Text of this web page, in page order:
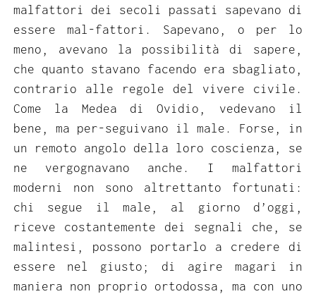
malfattori dei secoli passati sapevano di
essere mal-fattori. Sapevano, o per lo
meno, avevano la possibilità di sapere,
che quanto stavano facendo era sbagliato,
contrario alle regole del vivere civile.
Come la Medea di Ovidio, vedevano il
bene, ma per-seguivano il male. Forse, in
un remoto angolo della loro coscienza, se
ne vergognavano anche. I malfattori
moderni non sono altrettanto fortunati:
chi segue il male, al giorno d’oggi,
riceve costantemente dei segnali che, se
malintesi, possono portarlo a credere di
essere nel giusto; di agire magari in
maniera non proprio ortodossa, ma con uno